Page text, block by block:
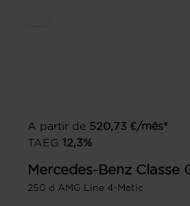
A partir de 520,73 €/mês*
TAEG 12,3%
Mercedes-Benz Classe
250 d AMG Line 4-Matic